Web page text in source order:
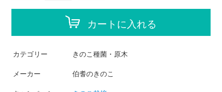
カートに入れる
カテゴリー きのこ種菌・原木
メーカー 伯耆のきのこ